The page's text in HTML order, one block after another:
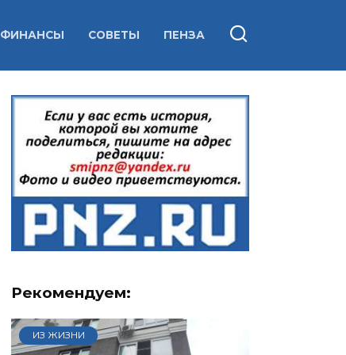
ФИНАНСЫ СОВЕТЫ ПЕНЗА
Рекомендуем:
ИЗ ЖИЗНИ